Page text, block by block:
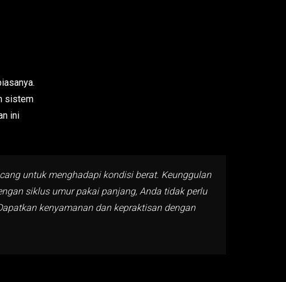
sistem
ini
untuk menghadapi kondisi berat. Keunggulan
siklus umur pakai panjang, Anda tidak perlu
kenyamanan dan kepraktisan dengan